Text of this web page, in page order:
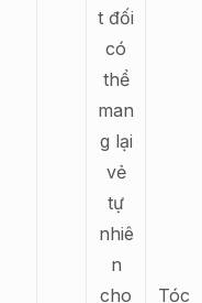
t đối
có
thể
man
g lại
vẻ
tự
nhiê
n
cho
Tóc